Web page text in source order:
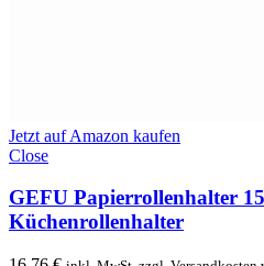
Jetzt auf Amazon kaufen
Close
GEFU Papierrollenhalter
Küchenrollenhalter